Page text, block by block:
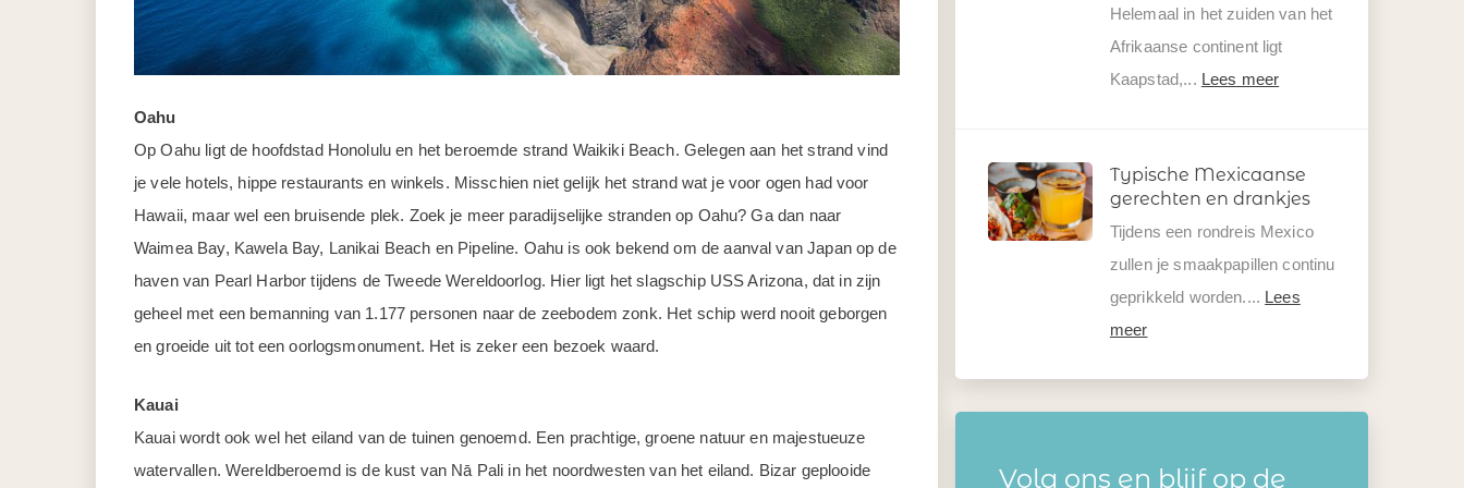
Oahu
Op Oahu ligt de hoofdstad Honolulu en het beroemde strand Waikiki Beach. Gelegen aan het strand vind
je vele hotels, hippe restaurants en winkels. Misschien niet gelijk het strand wat je voor ogen had voor
Hawaii, maar wel een bruisende plek. Zoek je meer paradijselijke stranden op Oahu? Ga dan naar
Waimea Bay, Kawela Bay, Lanikai Beach en Pipeline. Oahu is ook bekend om de aanval van Japan op de
haven van Pearl Harbor tijdens de Tweede Wereldoorlog. Hier ligt het slagschip USS Arizona, dat in zijn
geheel met een bemanning van 1.177 personen naar de zeebodem zonk. Het schip werd nooit geborgen
en groeide uit tot een oorlogsmonument. Het is zeker een bezoek waard.
Kauai
Kauai wordt ook wel het eiland van de tuinen genoemd. Een prachtige, groene natuur en majestueuze
watervallen. Wereldberoemd is de kust van Nā Pali in het noordwesten van het eiland. Bizar geplooide
Helemaal in het zuiden van het
Afrikaanse continent ligt
Kaapstad,... Lees meer
Typische Mexicaanse
gerechten en drankjes
Tijdens een rondreis Mexico
zullen je smaakpapillen continu
geprikkeld worden.... Lees
meer
Volg ons en blijf op de